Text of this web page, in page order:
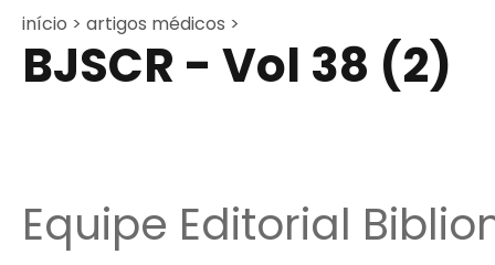
início > artigos médicos >
BJSCR - Vol 38 (2)
Equipe Editorial